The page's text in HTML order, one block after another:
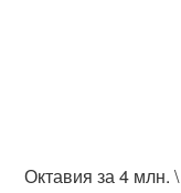
Октавия за 4 млн. \